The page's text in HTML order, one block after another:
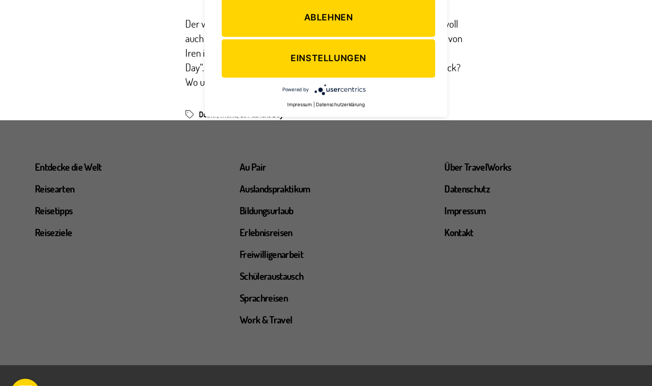
Der wohl bekannteste irische Feiertag ist der St. Patrick’s Day – liebevoll
auch St. Paddy’s genannt. In jedem Jahr wird der 17. März als Feiertag von
Iren in der ganzen Welt gefeiert und manch Nicht-Ire wird „Irish for a
Day“. Was aber feiert man eigentlich an diesem Tag? Wer war St. Patrick?
Wo und wie wird […]
Schlagwörter
Dublin
Entdecke die Welt
Reisearten
Reisetipps
Reiseziele
Au Pair
Auslandspraktikum
Bildungsurlaub
Erlebnisreisen
Freiwilligenarbeit
Schüleraustausch
Sprachreisen
Work & Travel
Über TravelWorks
Datenschutz
Impressum
Kontakt
ABLEHNEN
EINSTELLUNGEN
Powered by
Impressum Datenschutzerklärung